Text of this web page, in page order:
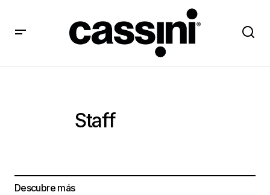
Staff
Descubre más